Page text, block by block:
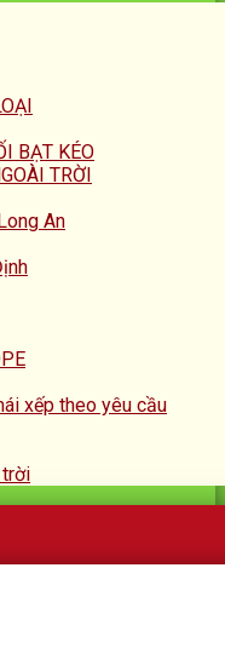
BẠT KÉO
TRỜI
An
xếp theo yêu cầu
trời